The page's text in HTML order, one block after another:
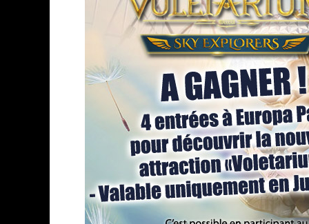
« DAMN THEM ALL » - UN DUO
YOSHI AND THE MYSTERIOUS